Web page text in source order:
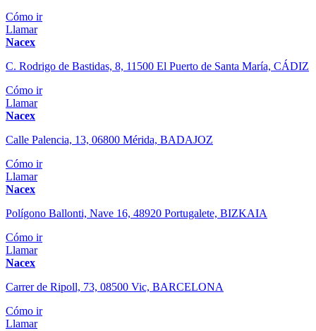
Cómo ir
Llamar
Nacex
C. Rodrigo de Bastidas, 8, 11500 El Puerto de Santa María, CÁDIZ
Cómo ir
Llamar
Nacex
Calle Palencia, 13, 06800 Mérida, BADAJOZ
Cómo ir
Llamar
Nacex
Polígono Ballonti, Nave 16, 48920 Portugalete, BIZKAIA
Cómo ir
Llamar
Nacex
Carrer de Ripoll, 73, 08500 Vic, BARCELONA
Cómo ir
Llamar